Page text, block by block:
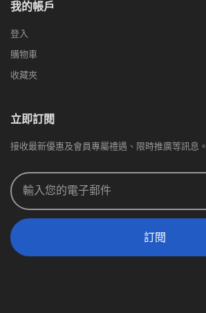
我的帳戶
登入
購物車
收藏夾
立即訂閱
接收最新優惠及會員專屬禮遇、限時推廣等訊息。
訂閱